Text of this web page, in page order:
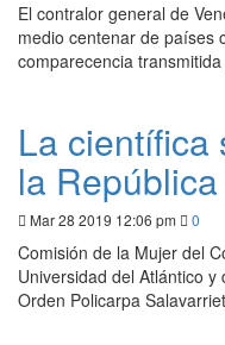
El contralor general de
medio centenar de países
comparecencia
La científica
la República
Mar 28 2019 12:06 pm 0
Comisión de la Mujer del
Universidad del Atlántico
Orden Policarpa